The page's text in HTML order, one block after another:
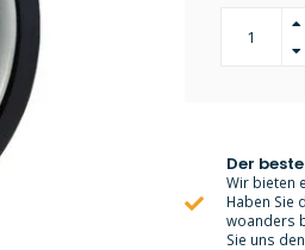
Der
Wir bieten
Haben Sie
woanders
Sie uns